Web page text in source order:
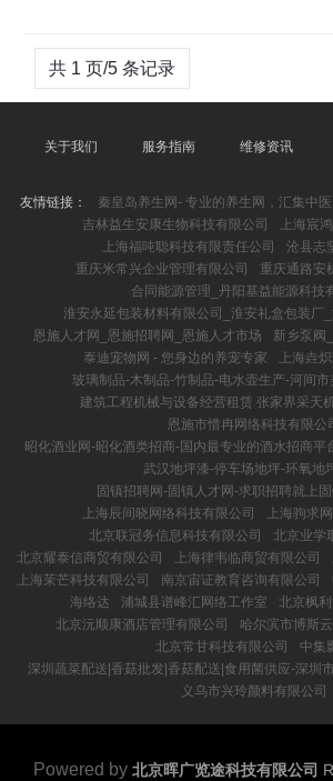
共 1 页/5 条记录
关于我们 服务指南 维修资讯
友情链接：
秦皇岛养生网- 专业的养生网，汇集中
吉林益生安康生物科技有限公司
上海宸
上海福吨聪科技有限责任公司
沧县志
重庆米常兴企业管理有限公司
重庆通路安
合同能源管理_丹阳基益能源科技
淮安永延包装材料有限公司_淮安礼盒包装厂
恩施人才网_恩施招聘网_恩施人才市场
新乡泵阀
泰迪宠物网 - 您身边的养宠专家
上海垚
玻璃制品-木制品-竹制品-电水壶生产-河间
建筑工程机械与设备经营租赁 张家界采天
恩施市惜冉网络科技有限公
昭化酒业网-昭化酒类招商-国内最专业的酒水招商平
武汉地坪漆-停车场地坪-环氧地
固镇招聘网-固镇人才网-求职招聘就上
上海辰间晓网络科技有限公司
上海驹求
北京联冠务信息科技有限公司
北京业学
北京耀泰信商贸有限公司
上海律韦临商贸有限公司
上海茉芒科技有限公司
南京宙证教育咨询有限公司
海络达
浦城县谱峰汇网络工作室
北京枫
北京沅顺康酒店管理有限公司
哈尔滨市博斯
北京常甘科技有限公司
中集
深圳蔬菜配送|香菇批发|香菇配送|食用菌供应-深圳
义乌市兴玲颜料有限公司
Powered by 北京晖广览途科技有限公司